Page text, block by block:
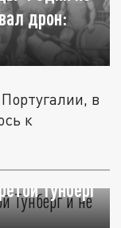
дрон:
в
к
Тунберг